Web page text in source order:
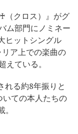
（クロス）』がグ
ム部門にノミネー
ヒットシングル
リア上での楽曲の
ている。
れる約8年振りと
ての本人たちの